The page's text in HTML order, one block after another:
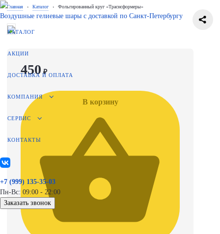
Воздушные гелиевые шары с доставкой по Санкт-Петербургу
КАТАЛОГ
АКЦИИ
ДОСТАВКА И ОПЛАТА
КОМПАНИЯ
СЕРВИС
КОНТАКТЫ
+7 (999) 135-35-03
Пн-Вс: 09:00 - 22:00
Заказать звонок
Главная › Каталог › Фольгированный круг «Траснсформеры»
450 ₽
В корзину